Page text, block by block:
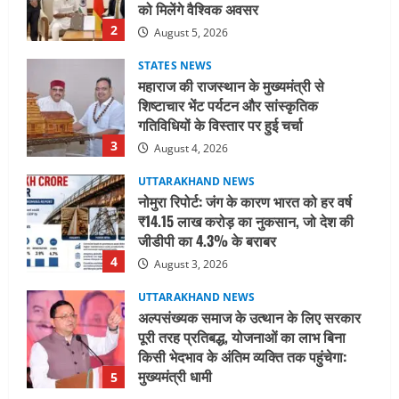
2
को मिलेंगे वैश्विक अवसर
August 5, 2026
3
STATES NEWS
महाराज की राजस्थान के मुख्यमंत्री से
शिष्टाचार भेंट पर्यटन और सांस्कृतिक
गतिविधियों के विस्तार पर हुई चर्चा
August 4, 2026
4
UTTARAKHAND NEWS
नोमुरा रिपोर्ट: जंग के कारण भारत को हर वर्ष
₹14.15 लाख करोड़ का नुकसान, जो देश की
जीडीपी का 4.3% के बराबर
August 3, 2026
5
UTTARAKHAND NEWS
अल्पसंख्यक समाज के उत्थान के लिए सरकार
पूरी तरह प्रतिबद्ध, योजनाओं का लाभ बिना
किसी भेदभाव के अंतिम व्यक्ति तक पहुंचेगा:
मुख्यमंत्री धामी